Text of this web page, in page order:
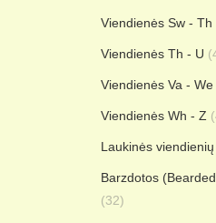
Viendienės Sw - Th
Viendienės Th - U
Viendienės Va - We
Viendienės Wh - Z
Laukinės
Barzdotos
(32)